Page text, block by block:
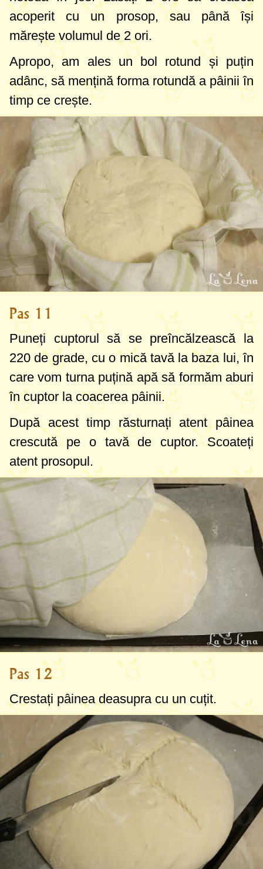
acoperit cu un prosop, sau până își
mărește volumul de 2 ori.
Apropo, am ales un bol rotund și puțin
adânc, să mențină forma rotundă a pâinii în
timp ce crește.
Pas 11
Puneți cuptorul să se preîncălzească la
220 de grade, cu o mică tavă la baza lui, în
care vom turna puțină apă să formăm aburi
în cuptor la coacerea pâinii.
După acest timp răsturnați atent pâinea
crescută pe o tavă de cuptor. Scoateți
atent prosopul.
Pas 12
Crestați pâinea deasupra cu un cuțit.